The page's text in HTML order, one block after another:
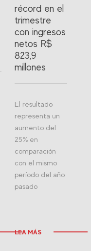
récord en el
trimestre
con ingresos
netos R$
823,9
millones
El resultado
representa un
aumento del
25% en
comparación
con el mismo
período del año
pasado
LEA MÁS